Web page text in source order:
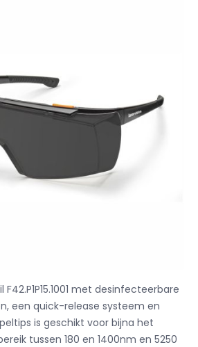
met desinfecteerbare
een quick-release systeem en
is geschikt voor bijna het
tussen 180 en 1400nm en 5250